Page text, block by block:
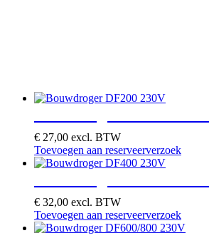
€ 27,00 excl. BTW
Toevoegen aan reserveerverzoek
€ 32,00 excl. BTW
Toevoegen aan reserveerverzoek